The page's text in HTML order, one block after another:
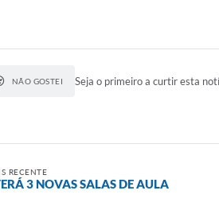
NÃO GOSTEI Seja o primeiro a curtir esta
RECENTE
3 NOVAS SALAS DE AULA